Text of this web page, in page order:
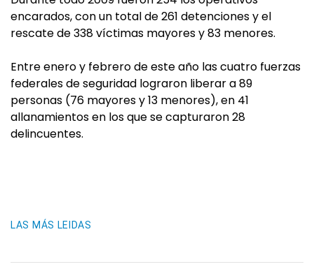
encarados, con un total de 261 detenciones y el
rescate de 338 víctimas mayores y 83 menores.
Entre enero y febrero de este año las cuatro fuerzas
federales de seguridad lograron liberar a 89
personas (76 mayores y 13 menores), en 41
allanamientos en los que se capturaron 28
delincuentes.
LAS MÁS LEIDAS